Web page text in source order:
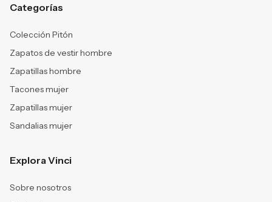
Categorías
Colección Pitón
Zapatos de vestir hombre
Zapatillas hombre
Tacones mujer
Zapatillas mujer
Sandalias mujer
Explora Vinci
Sobre nosotros